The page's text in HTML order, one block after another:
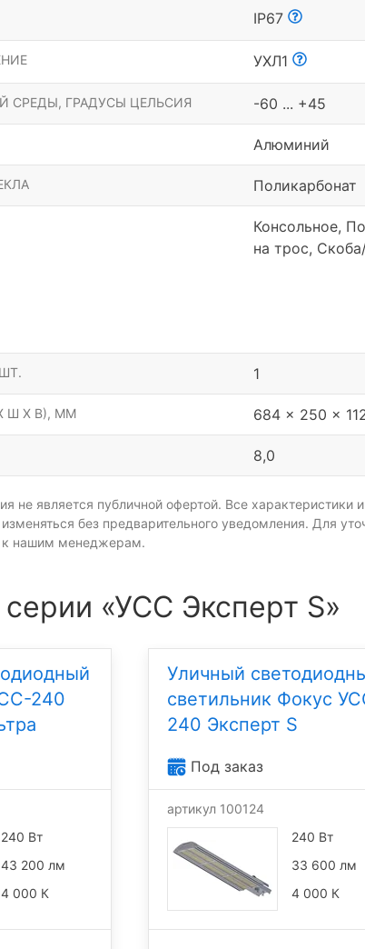
IP67
УХЛ1
СРЕДЫ, ГРАДУСЫ ЦЕЛЬСИЯ -60 ... +45
Алюминий
Поликарбонат
Консольное,
на трос,
1
Ш Х В), ММ 684 x 250 x
8,0
не является публичной офертой. Все характеристики
без предварительного уведомления. Для
к нашим менеджерам.
«УСС Эксперт S»
240
240 Вт
43 200 лм
4 000 К
Уличный
светильник Фокус
240 Эксперт S
Под заказ
артикул 100124
240 Вт
33 600 лм
4 000 К